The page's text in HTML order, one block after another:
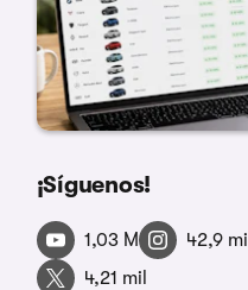
¡Síguenos!
1,03 M 42,9 mil
4,21 mil